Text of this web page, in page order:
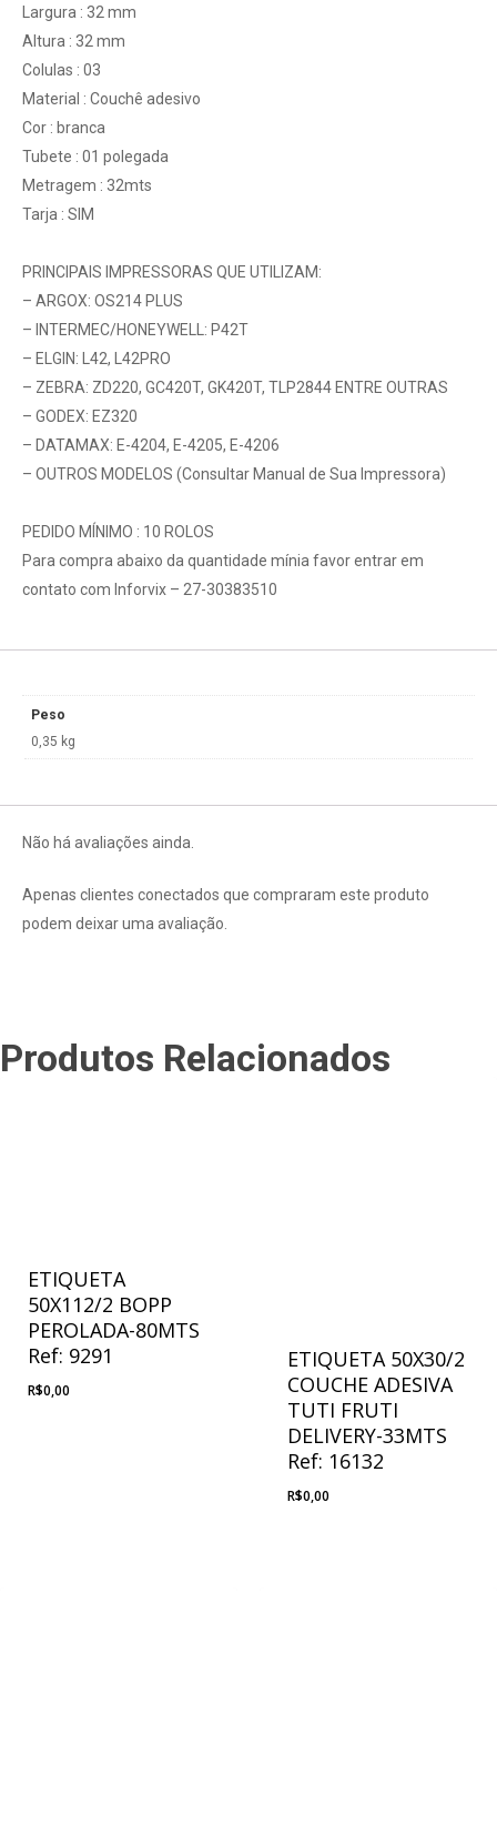
Largura : 32 mm
Altura : 32 mm
Colulas : 03
Material : Couchê adesivo
Cor : branca
Tubete : 01 polegada
Metragem : 32mts
Tarja : SIM
PRINCIPAIS IMPRESSORAS QUE UTILIZAM:
– ARGOX: OS214 PLUS
– INTERMEC/HONEYWELL: P42T
– ELGIN: L42, L42PRO
– ZEBRA: ZD220, GC420T, GK420T, TLP2844 ENTRE OUTRAS
– GODEX: EZ320
– DATAMAX: E-4204, E-4205, E-4206
– OUTROS MODELOS (Consultar Manual de Sua Impressora)
PEDIDO MÍNIMO : 10 ROLOS
Para compra abaixo da quantidade mínia favor entrar em
contato com Inforvix – 27-30383510
Peso
0,35 kg
Não há avaliações ainda.
Apenas clientes conectados que compraram este produto
podem deixar uma avaliação.
Produtos Relacionados
ETIQUETA
50X112/2 BOPP
PEROLADA-80MTS
Ref: 9291
R$0,00
ETIQUETA 50X30/2
COUCHE ADESIVA
TUTI FRUTI
DELIVERY-33MTS
Ref: 16132
R$0,00